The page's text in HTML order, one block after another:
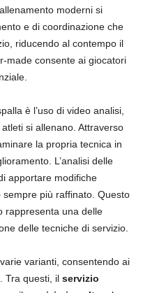
moderni si
e di coordinazione che
riducendo al contempo il
made consente ai giocatori
è l’uso di video analisi,
si allenano. Attraverso
la propria tecnica in
L’analisi delle
apportare modifiche
più raffinato. Questo
rappresenta una delle
delle tecniche di servizio.
varianti, consentendo ai
Tra questi, il servizio